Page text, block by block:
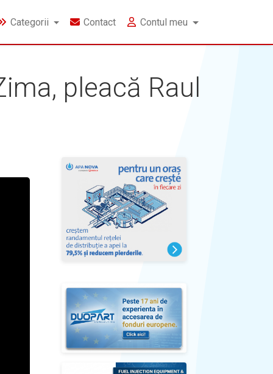
Categorii Contact Contul meu
pleacă Raul